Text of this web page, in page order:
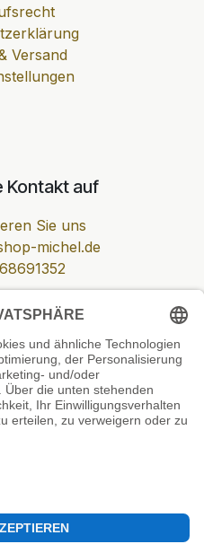
Versand
Kontakt auf
Sie uns
michel.de